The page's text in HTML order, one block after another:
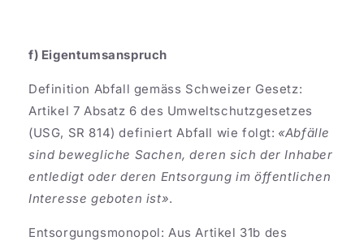
f) Eigentumsanspruch
Definition Abfall gemäss Schweizer Gesetz:
Artikel 7 Absatz 6 des Umweltschutzgesetzes
(USG, SR 814) definiert Abfall wie folgt: «Abfälle
sind bewegliche Sachen, deren sich der Inhaber
entledigt oder deren Entsorgung im öffentlichen
Interesse geboten ist».
Entsorgungsmonopol: Aus Artikel 31b des